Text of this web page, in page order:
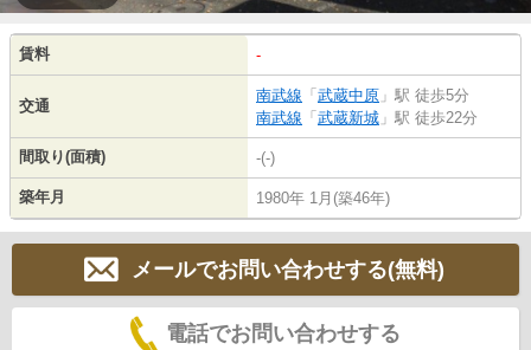
賃料 -
交通
南武線 「 武蔵中原 」駅 徒歩5分
南武線 「 武蔵新城 」駅 徒歩22分
間取り(面積) -(-)
築年月 1980年 1月(築46年)
メールでお問い合わせする(無料)
電話でお問い合わせする